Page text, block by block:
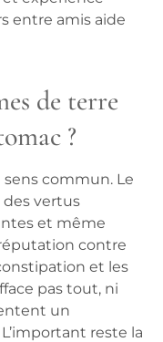
entre amis aide
de terre
?
commun. Le
vertus
et même
contre
et les
pas tout, ni
un
reste la